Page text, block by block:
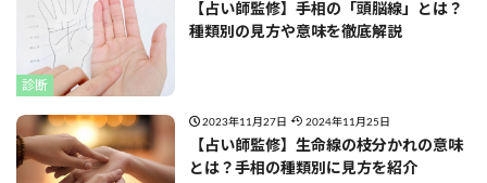
診断
【占い師監修】手相の「頭脳線」とは？
種類別の見方や意味を徹底解説
2023年11月27日 2024年11月25日
【占い師監修】生命線の枝分かれの意味
とは？手相の種類別に見方を紹介